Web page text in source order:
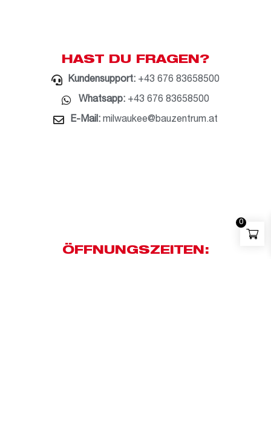
HAST DU FRAGEN?
Kundensupport: +43 676 83658500
Whatsapp:+43 676 83658500
E-Mail:milwaukee@bauzentrum.at
ÖFFNUNGSZEITEN:
0